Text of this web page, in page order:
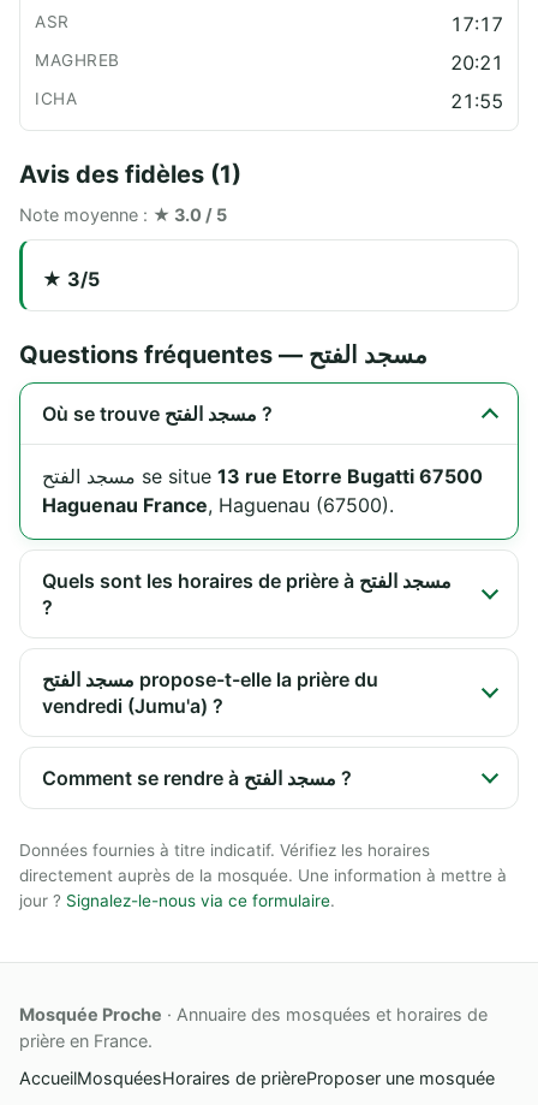
17:17
20:21
21:55
Avis des fidèles (1)
Note moyenne : ★ 3.0 / 5
★ 3/5
Questions fréquentes — مسجد الفتح
Où se trouve مسجد الفتح ?
مسجد الفتح se situe 13 rue Etorre Bugatti 67500
Haguenau France, Haguenau (67500).
Quels sont les horaires de prière à مسجد الفتح
?
مسجد الفتح propose-t-elle la prière du
vendredi (Jumu'a) ?
Comment se rendre à مسجد الفتح ?
Données fournies à titre indicatif. Vérifiez les horaires
directement auprès de la mosquée. Une information à mettre à
jour ? Signalez-le-nous via ce formulaire.
Mosquée Proche · Annuaire des mosquées et horaires de
prière en France.
AccueilMosquéesHoraires de prièreProposer une mosquée